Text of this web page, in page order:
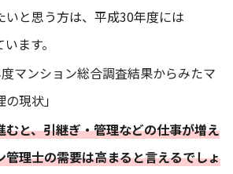
いと思う方は、平成30年度には
ます。
マンション総合調査結果からみたマ
の現状」
むと、引継ぎ・管理などの仕事が増え
管理士の需要は高まると言えるでしょ